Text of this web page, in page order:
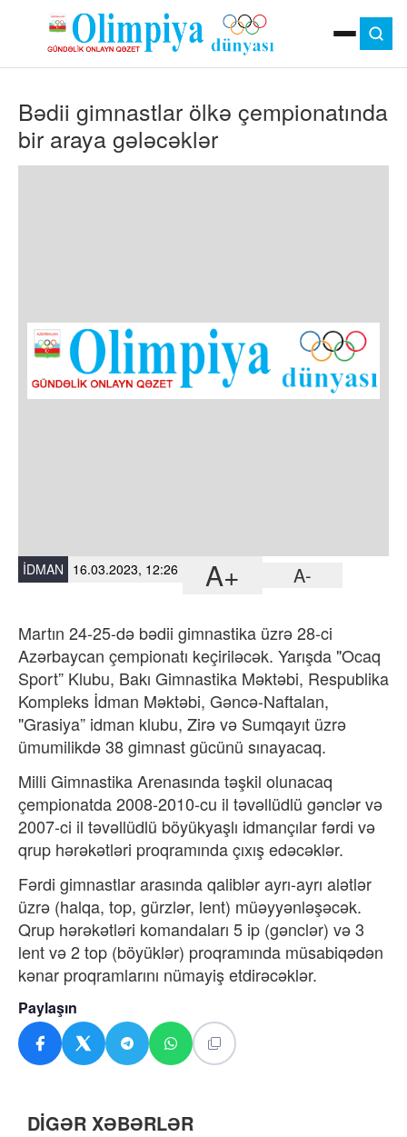
MOK
OLIMPIYA OYUNLARI
ÇAP VERSIYASI
TV
DIGƏR
Bədii gimnastlar ölkə çempionatında
bir araya gələcəklər
İDMAN 16.03.2023, 12:26 A+ A-
Martın 24-25-də bədii gimnastika üzrə 28-ci
Azərbaycan çempionatı keçiriləcək. Yarışda "Ocaq
Sport” Klubu, Bakı Gimnastika Məktəbi, Respublika
Kompleks İdman Məktəbi, Gəncə-Naftalan,
"Grasiya” idman klubu, Zirəvə Sumqayıt üzrə
ümumilikdə 38gimnastgücünü sınayacaq.
Milli Gimnastika Arenasında təşkil olunacaq
çempionatda 2008-2010-cu il təvəllüdlü gənclər və
2007-ci il təvəllüdlü böyükyaşlı idmançılar fərdi və
qrup hərəkətləri proqramında çıxış edəcəklər.
Fərdi gimnastlar arasında qaliblər ayrı-ayrı alətlər
üzrə (halqa, top, gürzlər, lent) müəyyənləşəcək.
Qrup hərəkətləri komandaları 5 ip (gənclər) və 3
lent və 2 top (böyüklər) proqramında müsabiqədən
kənar proqramlarını nümayiş etdirəcəklər.
Paylaşın
DİGƏR XƏBƏRLƏR